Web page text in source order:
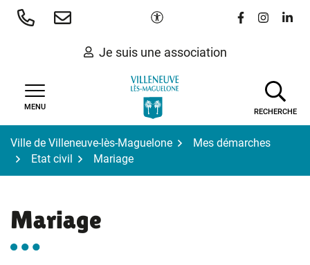
Aller
Paramètres d'accessibilité
Lien vers le
Lien vers
Lien
Je suis une association
MENU
RECHERCHE
Ville de Villeneuve-lès-Maguelone
Mes démarches
Etat civil
Mariage
Mariage